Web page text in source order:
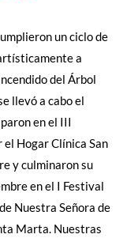
un ciclo de
a
del Árbol
llevó a cabo el
en el III
Hogar Clínica San
y culminaron su
en el I Festival
Nuestra Señora de
Marta. Nuestras